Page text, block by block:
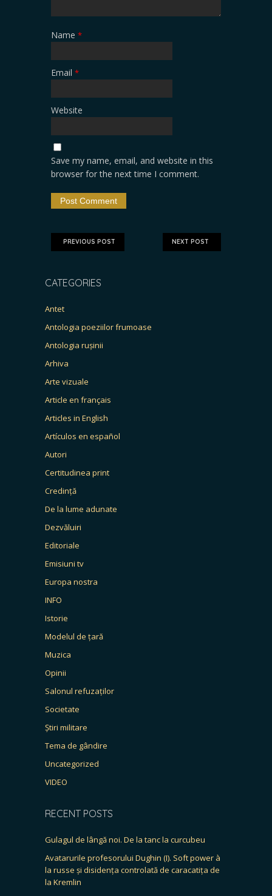
Name *
Email *
Website
Save my name, email, and website in this
browser for the next time I comment.
NEXT POST
PREVIOUS POST
CATEGORIES
Antet
Antologia poeziilor frumoase
Antologia rușinii
Arhiva
Arte vizuale
Article en français
Articles in English
Artículos en español
Autori
Certitudinea print
Credință
De la lume adunate
Dezvăluiri
Editoriale
Emisiuni tv
Europa nostra
INFO
Istorie
Modelul de țară
Muzica
Opinii
Salonul refuzaților
Societate
Știri militare
Tema de gândire
Uncategorized
VIDEO
RECENT POSTS
Gulagul de lângă noi. De la tanc la curcubeu
Avatarurile profesorului Dughin (I). Soft power à
la russe și disidența controlată de caracatița de
la Kremlin